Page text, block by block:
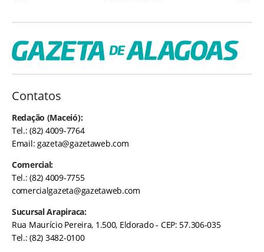
Contatos
Redação (Maceió):
Tel.: (82) 4009-7764
Email:gazeta@gazetaweb.com
Comercial:
Tel.: (82) 4009-7755
comercialgazeta@gazetaweb.com
Sucursal Arapiraca:
Rua Maurício Pereira, 1.500, Eldorado - CEP: 57.306-035
Tel.: (82) 3482-0100